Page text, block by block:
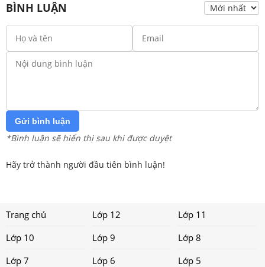
BÌNH LUẬN
Gửi bình luận
*Bình luận sẽ hiển thị sau khi được duyệt
Hãy trở thành người đầu tiên bình luận!
Trang chủ Lớp 12
Lớp 11
Lớp 10
Lớp 9
Lớp 8
Lớp 7
Lớp 6 Lớp 5